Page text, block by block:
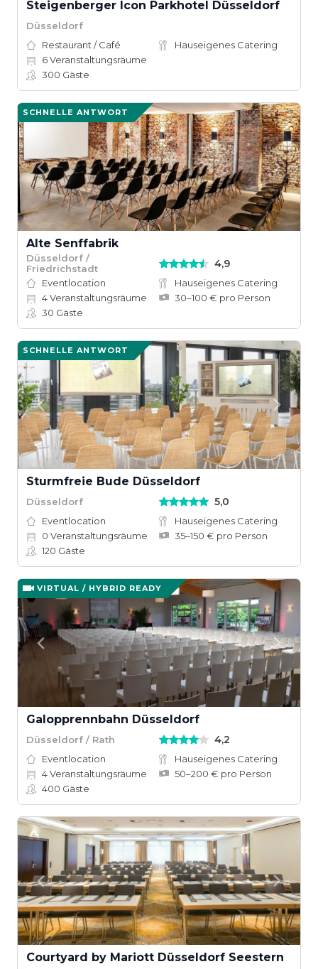
Steigenberger Icon Parkhotel Düsseldorf
Düsseldorf
Restaurant / Café
Hauseigenes Catering
6Veranstaltungsräume
300 Gäste
SCHNELLE ANTWORT
Alte Senffabrik
Düsseldorf /
Friedrichstadt
4,9
Eventlocation
Hauseigenes Catering
4Veranstaltungsräume
30–100 € pro Person
30 Gäste
SCHNELLE ANTWORT
Sturmfreie Bude Düsseldorf
Düsseldorf 5,0
Eventlocation
Hauseigenes Catering
0 Veranstaltungsräume
35–150 € pro Person
120 Gäste
VIRTUAL / HYBRID READY
Galopprennbahn Düsseldorf
Düsseldorf / Rath 4,2
Eventlocation
Hauseigenes Catering
4Veranstaltungsräume
50–200 € pro Person
400 Gäste
Courtyard by Mariott Düsseldorf Seestern